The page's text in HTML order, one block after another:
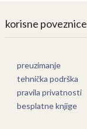
korisne poveznice
preuzimanje
tehnička podrška
pravila privatnosti
besplatne knjige